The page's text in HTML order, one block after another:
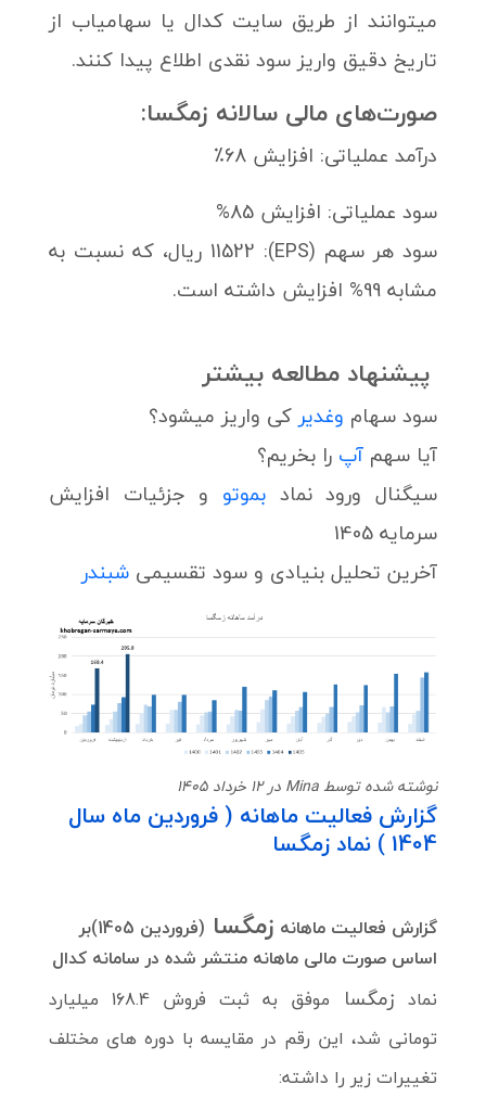
میتوانند از طریق سایت کدال یا سهامیاب از
تاریخ دقیق واریز سود نقدی اطلاع پیدا کنند.
صورت‌های مالی سالانه زمگسا:
درآمد عملیاتی: افزایش 68٪
سود عملیاتی: افزایش 85%
سود هر سهم (EPS): 11522 ریال، که نسبت به
مشابه 99% افزایش داشته است.
پیشنهاد مطالعه بیشتر
سود سهام وغدیر کی واریز میشود؟
آیا سهم آپ را بخریم؟
سیگنال ورود نماد بموتو و جزئیات افزایش
سرمایه 1405
آخرین تحلیل بنیادی و سود تقسیمی شبندر
نوشته شده توسط Mina در 12 خرداد 1405
گزارش فعالیت ماهانه ( فروردین ماه سال
1404 ) نماد زمگسا
گزارش فعالیت ماهانه زمگسا
(فروردین 1405)بر
اساس صورت مالی ماهانه منتشر شده در سامانه کدال
نماد زمگسا
موفق به ثبت فروش 168.4 میلیارد
تومانی شد، این رقم در مقایسه با دوره های مختلف
تغییرات زیر را داشته: